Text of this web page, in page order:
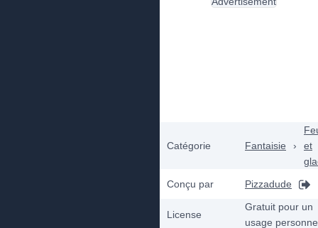
Catégorie Fantaisie ›
et
Conçu par
Pizzadude
License
Gratuit pour un
usage